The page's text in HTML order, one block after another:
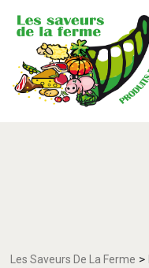
Les Saveurs De La Ferme >